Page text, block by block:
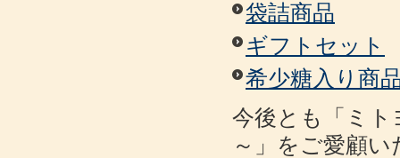
袋詰商品
ギフトセット
希少糖入り商
今後とも「ミ
～」をご愛顧